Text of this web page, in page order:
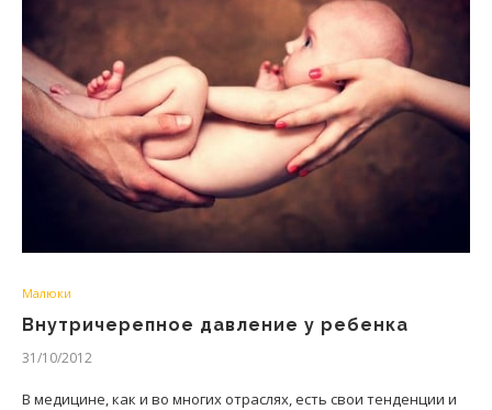
Малюки
Внутричерепное давление у ребенка
31/10/2012
В медицине, как и во многих отраслях, есть свои тенденции и